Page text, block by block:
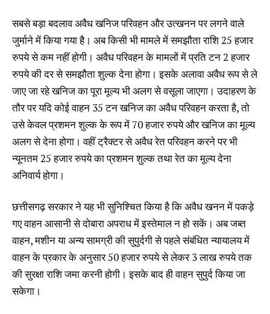
सबसे बड़ा बदलाव अवैध खनिज परिवहन और उत्खनन पर लगने वाले
जुर्माने में किया गया है। अब किसी भी मामले में समझौता राशि 25 हजार
रुपये से कम नहीं होगी। अवैध परिवहन के मामलों में प्रति टन 2 हजार
रुपये की दर से समझौता शुल्क देना होगा। इसके अलावा अवैध रूप से ले
जाए जा रहे खनिज का पूरा मूल्य भी अलग से वसूला जाएगा। उदाहरण के
तौर पर यदि कोई वाहन 35 टन खनिज का अवैध परिवहन करता है, तो
उसे केवल प्रशमन शुल्क के रूप में 70 हजार रुपये और खनिज का मूल्य
अलग से देना होगा। वहीं ट्रैक्टर से अवैध रेत परिवहन करने पर भी
न्यूनतम 25 हजार रुपये का प्रशमन शुल्क तथा रेत का मूल्य देना
अनिवार्य होगा।
छत्तीसगढ़ सरकार ने यह भी सुनिश्चित किया है कि अवैध खनन में पकड़े
गए वाहन आसानी से दोबारा अपराध में इस्तेमाल न हो सकें। अब जब्त
वाहन, मशीन या अन्य सामग्री की सुपुर्दगी से पहले संबंधित न्यायालय में
वाहन के प्रकार के अनुसार 50 हजार रुपये से लेकर 3 लाख रुपये तक
की सुरक्षा राशि जमा करनी होगी। इसके बाद ही वाहन सुपुर्द किया जा
सकेगा।